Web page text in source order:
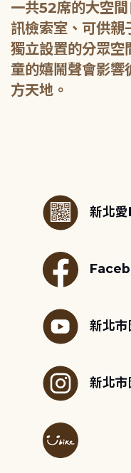
一共52席的大空
訊檢索室、可供親
獨立設置的分眾空
童的嬉鬧聲會影響
方天地。
新北
新北
新北市